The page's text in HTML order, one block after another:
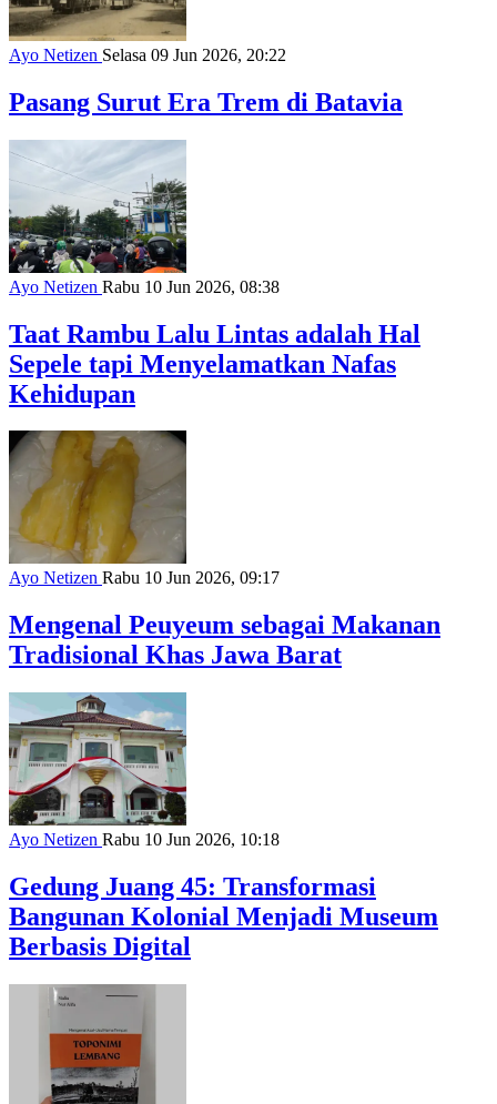
Ayo Netizen Selasa 09 Jun 2026, 20:22
Pasang Surut Era Trem di Batavia
Ayo Netizen Rabu 10 Jun 2026, 08:38
Taat Rambu Lalu Lintas adalah Hal
Sepele tapi Menyelamatkan Nafas
Kehidupan
Ayo Netizen Rabu 10 Jun 2026, 09:17
Mengenal Peuyeum sebagai Makanan
Tradisional Khas Jawa Barat
Ayo Netizen Rabu 10 Jun 2026, 10:18
Gedung Juang 45: Transformasi
Bangunan Kolonial Menjadi Museum
Berbasis Digital